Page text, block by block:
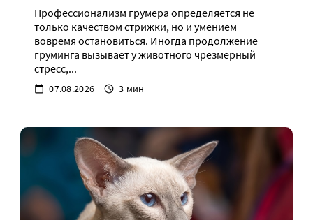
Профессионализм грумера определяется не
только качеством стрижки, но и умением
вовремя остановиться. Иногда продолжение
груминга вызывает у животного чрезмерный
стресс,...
07.08.2026 3 мин